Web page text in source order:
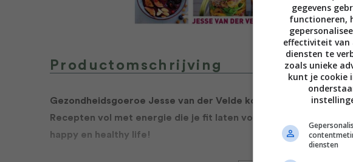
Productomschrijving
Gezondheidsgoeroe Jesse van der Velde komt met een boek
Recepten vol met energie die je fit laten voelen, elke dag weer.
happy en healthy life!
gegevens
functioneren,
effectiviteit van
diensten te
zoals unieke
kunt je cookie
diensten